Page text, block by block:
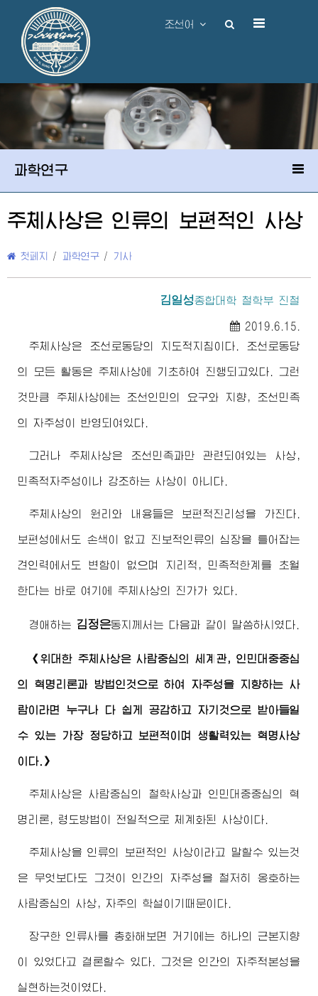
조선어
과학연구
주체사상은 인류의 보편적인 사상
첫페지 / 과학연구 / 기사
김일성종합대학 철학부 진철
2019.6.15.
주체사상은 조선로동당의 지도적지침이다. 조선로동당
의 모든 활동은 주체사상에 기초하여 진행되고있다. 그런
것만큼 주체사상에는 조선인민의 요구와 지향, 조선민족
의 자주성이 반영되여있다.
그러나 주체사상은 조선민족과만 관련되여있는 사상,
민족적자주성이나 강조하는 사상이 아니다.
주체사상의 원리와 내용들은 보편적진리성을 가진다.
보편성에서도 손색이 없고 진보적인류의 심장을 틀어잡는
견인력에서도 변함이 없으며 지리적, 민족적한계를 초월
한다는 바로 여기에 주체사상의 진가가 있다.
경애하는 김정은동지 께서는 다음과 같이 말씀하시였다.
《위대한 주체사상은 사람중심의 세계관, 인민대중중심
의 혁명리론과 방법인것으로 하여 자주성을 지향하는 사
람이라면 누구나 다 쉽게 공감하고 자기것으로 받아들일
수 있는 가장 정당하고 보편적이며 생활력있는 혁명사상
이다.》
주체사상은 사람중심의 철학사상과 인민대중중심의 혁
명리론, 령도방법이 전일적으로 체계화된 사상이다.
주체사상을 인류의 보편적인 사상이라고 말할수 있는것
은 무엇보다도 그것이 인간의 자주성을 철저히 옹호하는
사람중심의 사상, 자주의 학설이기때문이다.
장구한 인류사를 총화해보면 거기에는 하나의 근본지향
이 있었다고 결론할수 있다. 그것은 인간의 자주적본성을
실현하는것이였다.